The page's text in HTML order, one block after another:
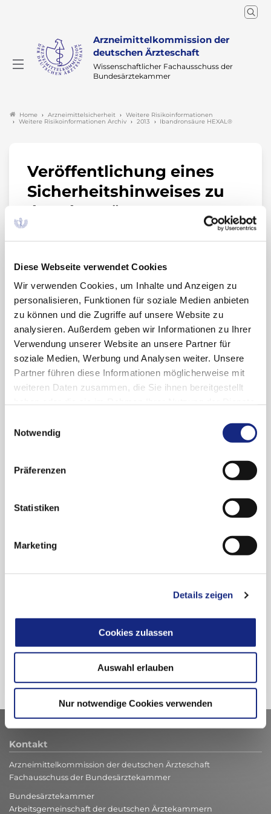
Diese Webseite verwendet Cookies
Wir verwenden Cookies, um Inhalte und Anzeigen zu
personalisieren, Funktionen für soziale Medien anbieten
zu können und die Zugriffe auf unsere Website zu
analysieren. Außerdem geben wir Informationen zu Ihrer
Verwendung unserer Website an unsere Partner für
soziale Medien, Werbung und Analysen weiter. Unsere
Partner führen diese Informationen möglicherweise mit
weiteren Daten zusammen, die Sie ihnen bereitgestellt
Cookies, wenn Sie unsere Webseite weiterhin
Notwendig
Präferenzen
Statistiken
Marketing
Details zeigen
Cookies zulassen
Auswahl erlauben
Nur notwendige Cookies verwenden
Arzneimittelkommission der
deutschen Ärzteschaft
Wissenschaftlicher Fachausschuss der
Bundesärztekammer
Home Arzneimittelsicherheit
Weitere Risikoinformationen
Weitere Risikoinformationen Archiv
2013 Ibandronsäure HEXAL®
Veröffentlichung eines
Sicherheitshinweises zu
Ibandronsäure HEXAL® 3
01.02.2013
"Vorsorglich möchten wir auf eine fehlerhafte
Angabe der Wirkstoffkonzentration bei
Ibandronsäure HEXAL® 3 mg/3 ml
Fertigspritzen, PZN 08480910, aufmerksam
machen. Hiervon betroffen sind die bereits
ausgelieferten Chargen mit der Ch.-Bez.CG1261,
BM3727, CK2617, BM3728, CJ0245, BM3729.
Weitere Chargen sind nicht betroffen.
Bei diesen Chargen ist auf der Fertigspritze an
3 mg/3
Verwechslungsgefahr besteht hierdurch nicht.
keinen weiteren Konzentrationen oder
Kontakt
Arzneimittelkommission der deutschen Ärzteschaft
Fachausschuss der Bundesärztekammer
Bundesärztekammer
Arbeitsgemeinschaft der deutschen Ärztekammern